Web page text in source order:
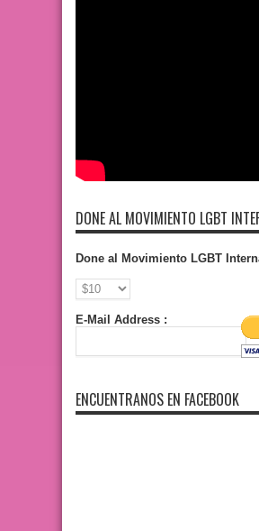
DONE AL MOVIMIENTO LGBT
Done al Movimiento LGBT
E-Mail Address :
ENCUENTRANOS EN FACEBOOK